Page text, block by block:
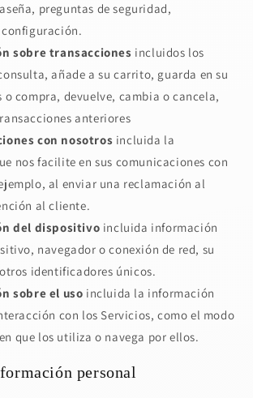
preguntas de seguridad,
sobre transacciones incluidos los
añade a su carrito, guarda en su
o compra, devuelve, cambia o cancela,
anteriores
con nosotros incluida la
nos facilite en sus comunicaciones con
al enviar una reclamación al
al cliente.
del dispositivo incluida información
navegador o conexión de red, su
identificadores únicos.
sobre el uso incluida la información
con los Servicios, como el modo
que los utiliza o navega por ellos.
personal